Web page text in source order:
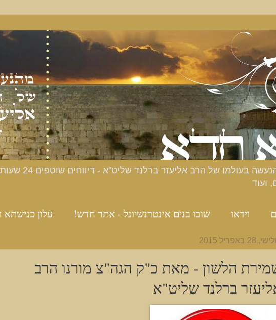
כנישתא חדא - האתר
ועוד
וידאו שובו בנים אינטרנשיונל - אתר חדש!
עלון כנישתא
2015
הלשון - מאת כ"ק הגה"צ מורנו הרב
ברלנד שליט"א